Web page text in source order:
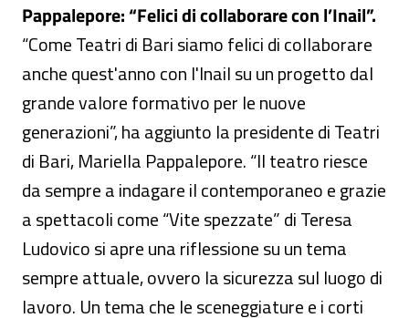
Pappalepore: “Felici di collaborare con l’Inail”.
“Come Teatri di Bari siamo felici di collaborare
anche quest'anno con l'Inail su un progetto dal
grande valore formativo per le nuove
generazioni”, ha aggiunto la presidente di Teatri
di Bari, Mariella Pappalepore. “Il teatro riesce
da sempre a indagare il contemporaneo e grazie
a spettacoli come “Vite spezzate” di Teresa
Ludovico si apre una riflessione su un tema
sempre attuale, ovvero la sicurezza sul luogo di
lavoro. Un tema che le sceneggiature e i corti